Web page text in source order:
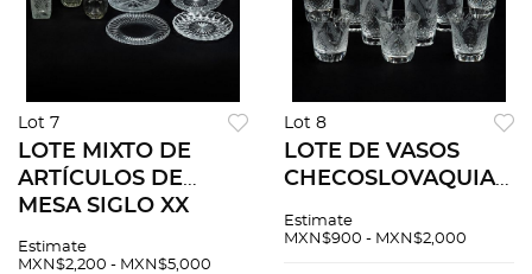
Lot 7
LOTE MIXTO DE
ARTÍCULOS DE
MESA SIGLO XX
transparente Diseño
Estimate
MXN$2,200 - MXN$5,000
Lot 8
LOTE DE VASOS
CHECOSLOVAQUIA
Elaborados en cristal
Estimate
MXN$900 - MXN$2,000